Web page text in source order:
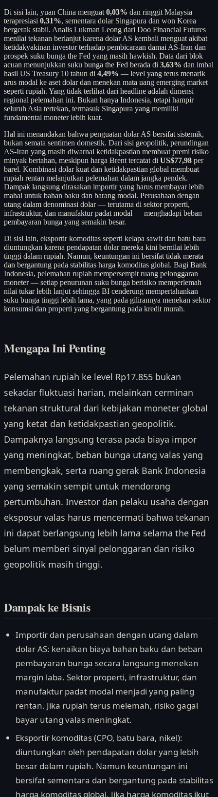
Di sisi lain, yuan China menguat 0,03% dan ringgit Malaysia
terapresiasi 0,31%, sementara dolar Singapura dan won Korea
bergerak stabil. Analis Lukman Leong dari Doo Financial Futures
menilai tekanan berlanjut karena dolar AS kembali menguat akibat
ketidakyakinan investor terhadap pembicaraan damai AS-Iran dan
prospek suku bunga the Fed yang masih hawkish. Data dari blok
acuan menunjukkan suku bunga the Fed berada di 3,63% dan imbal
hasil US Treasury 10 tahun di 4,49% — level yang terus menarik
arus modal ke aset dolar dan menekan mata uang emerging market
seperti rupiah. Yang tidak terlihat dari headline adalah dimensi
regional pelemahan ini. Bukan hanya Indonesia, tetapi hampir
seluruh Asia tertekan, termasuk Singapura yang memiliki
fundamental moneter lebih kuat.
Hal ini menandakan bahwa penguatan dolar AS bersifat sistemik,
bukan semata sentimen domestik. Dari sisi geopolitik, perundingan
AS-Iran yang masih diwarnai ketidakpastian membuat premi risiko
minyak bertahan, meskipun harga Brent tercatat di US$77,98 per
barel. Kombinasi dolar kuat dan ketidakpastian global membuat
rupiah rentan melanjutkan pelemahan dalam jangka pendek.
Dampak langsung dirasakan importir yang harus membayar lebih
mahal untuk bahan baku dan barang modal. Perusahaan dengan
utang dalam denominasi dolar — terutama di sektor properti,
infrastruktur, dan manufaktur padat modal — menghadapi beban
pembayaran bunga yang semakin besar.
Di sisi lain, eksportir komoditas seperti kelapa sawit dan batu bara
diuntungkan karena pendapatan dolar mereka kini bernilai lebih
tinggi dalam rupiah. Namun, keuntungan ini bersifat tidak merata
dan bergantung pada stabilitas harga komoditas global. Bagi Bank
Indonesia, pelemahan rupiah mempersempit ruang pelonggaran
moneter — setiap penurunan suku bunga berisiko memperlemah
nilai tukar lebih lanjut sehingga BI cenderung mempertahankan
suku bunga tinggi lebih lama, yang pada gilirannya menekan sektor
konsumsi dan properti yang bergantung pada kredit murah.
Mengapa Ini Penting
Pelemahan rupiah ke level Rp17.855 bukan
sekadar fluktuasi harian, melainkan cerminan
tekanan struktural dari kebijakan moneter global
yang ketat dan ketidakpastian geopolitik.
Dampaknya langsung terasa pada biaya impor
yang meningkat, beban bunga utang valas yang
membengkak, serta ruang gerak Bank Indonesia
yang semakin sempit untuk mendorong
pertumbuhan. Investor dan pelaku usaha dengan
eksposur valas harus mencermati bahwa tekanan
ini dapat berlangsung lebih lama selama the Fed
belum memberi sinyal pelonggaran dan risiko
geopolitik masih tinggi.
Dampak ke Bisnis
Importir dan perusahaan dengan utang dalam
dolar AS: kenaikan biaya bahan baku dan beban
pembayaran bunga secara langsung menekan
margin laba. Sektor properti, infrastruktur, dan
manufaktur padat modal menjadi yang paling
rentan. Jika rupiah terus melemah, risiko gagal
bayar utang valas meningkat.
Eksportir komoditas (CPO, batu bara, nikel):
diuntungkan oleh pendapatan dolar yang lebih
besar dalam rupiah. Namun keuntungan ini
bersifat sementara dan bergantung pada stabilitas
harga komoditas global. Jika harga komoditas ikut